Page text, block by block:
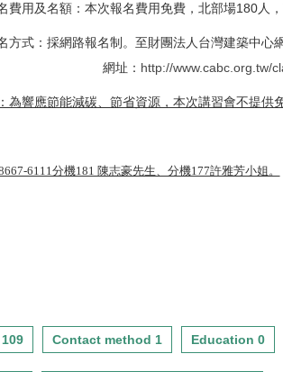
費用及名額：本次報名費用免費，北部場180人
方式：採網路報名制。至財團法人台灣建築中心
址： http://www.cabc.org.tw/
為響應節能減碳、節省資源，本次講習會不提供
6111分機181 陳志豪先生、分機177許雅芳小姐。
Contact method 1 Education 0